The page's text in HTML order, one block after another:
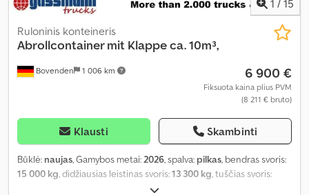
1 / 15
Bovenden 1 006 km
Ruloninis konteineris
Abrollcontainer mit Klappe ca. 10m³,
6 900 €
Fiksuota kaina plius PVM
(8 211 € bruto)
Klausti Skambinti
Būklė: naujas, Gamybos metai: 2026, spalva: pilkas, bendras svoris:
15 000 kg , didžiausias leistinas svoris:13 300 kg , tuščias svoris:
10 m³